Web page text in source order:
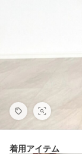
着用アイテム